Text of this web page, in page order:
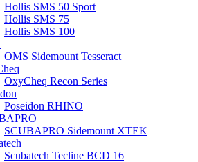
Hollis SMS 50 Sport
Hollis SMS 75
Hollis SMS 100
OMS Sidemount Tesseract
OxyCheq Recon Series
Poseidon RHINO
SCUBAPRO Sidemount XTEK
Scubatech Tecline BCD 16